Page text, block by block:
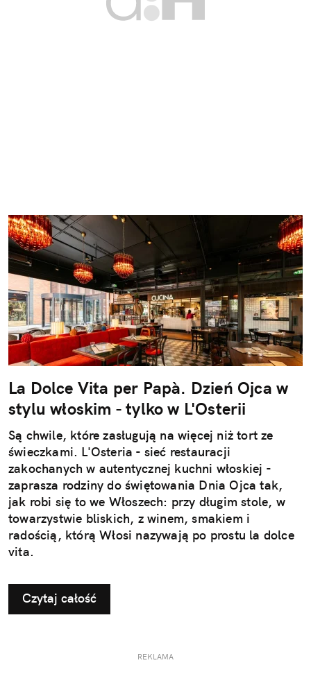
La Dolce Vita per Papà. Dzień Ojca w
stylu włoskim - tylko w L'Osterii
Są chwile, które zasługują na więcej niż tort ze
świeczkami. L'Osteria - sieć restauracji
zakochanych w autentycznej kuchni włoskiej -
zaprasza rodziny do świętowania Dnia Ojca tak,
jak robi się to we Włoszech: przy długim stole, w
towarzystwie bliskich, z winem, smakiem i
radością, którą Włosi nazywają po prostu la dolce
vita.
Czytaj całość
REKLAMA